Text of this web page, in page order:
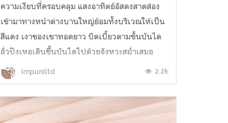
ความเงียบที่ครอบคลุม แสงอาทิตย์อัสดงสาดส่อง
เข้ามาทางหน้าต่างบานใหญ่ย้อมทั้งบริเวณให้เป็น
สีแดง เงาของเขาทอดยาว บิดเบี้ยวตามขั้นบันได
ลั่วปิงเหอเดินขึ้นบันไดไปด้วยจังหวะสม่ำเสมอ
นายเหนือหัวของเขาให้เขาไปรับคำสั่งในห้อง
ทำงานบนสุดของขั้นบันไดนั้น ผู้ที่ไม่อาจแตะ...
impuniltd 2.2k